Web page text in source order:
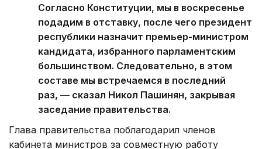
Согласно Конституции, мы в воскресенье
подадим в отставку, после чего президент
республики назначит премьер-министром
кандидата, избранного парламентским
большинством. Следовательно, в этом
составе мы встречаемся в последний
раз, — сказал Никол Пашинян, закрывая
заседание правительства.
Глава правительства поблагодарил членов
кабинета министров за совместную работу